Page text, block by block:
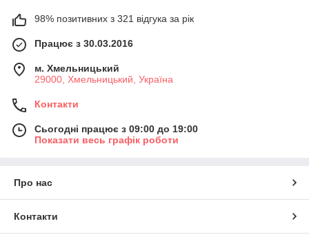
98% позитивних з 321 відгука за рік
Працює з 30.03.2016
м. Хмельницький
29000, Хмельницький, Україна
Контакти
Сьогодні працює з 09:00 до 19:00
Показати весь графік роботи
Про нас
Контакти